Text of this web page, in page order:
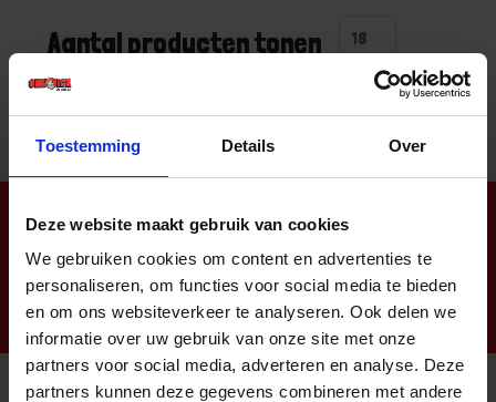
Toestemming Details Over
Deze website maakt gebruik van cookies
We gebruiken cookies om content en advertenties te
personaliseren, om functies voor social media te bieden
en om ons websiteverkeer te analyseren. Ook delen we
informatie over uw gebruik van onze site met onze
partners voor social media, adverteren en analyse. Deze
partners kunnen deze gegevens combineren met andere
Aantal producten tonen
Nieuwsbrief